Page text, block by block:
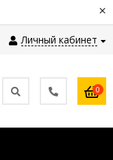
×
Личный кабинет
0